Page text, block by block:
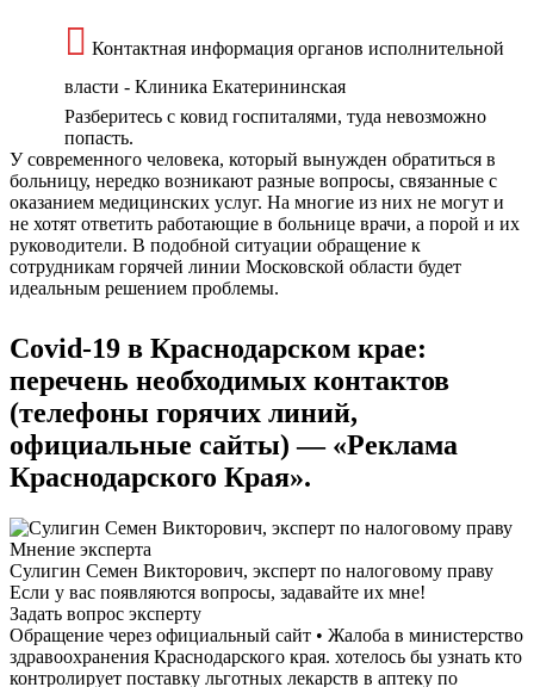
Контактная информация органов исполнительной
власти - Клиника Екатерининская
Разберитесь с ковид госпиталями, туда невозможно
попасть.
У современного человека, который вынужден обратиться в
больницу, нередко возникают разные вопросы, связанные с
оказанием медицинских услуг. На многие из них не могут и
не хотят ответить работающие в больнице врачи, а порой и их
руководители. В подобной ситуации обращение к
сотрудникам горячей линии Московской области будет
идеальным решением проблемы.
Covid-19 в Краснодарском крае:
перечень необходимых контактов
(телефоны горячих линий,
официальные сайты) — «Реклама
Краснодарского Края».
Мнение эксперта
Сулигин Семен Викторович, эксперт по налоговому праву
Если у вас появляются вопросы, задавайте их мне!
Задать вопрос эксперту
Обращение через официальный сайт • Жалоба в министерство
здравоохранения Краснодарского края. хотелось бы узнать кто
контролирует поставку льготных лекарств в аптеку по